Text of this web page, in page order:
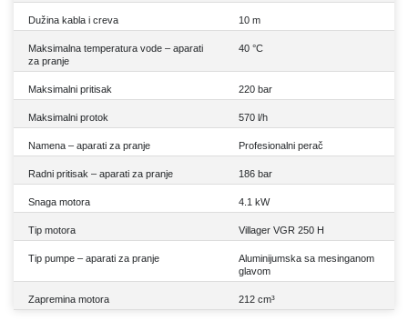
Dužina kabla i creva 10 m
Maksimalna temperatura vode – aparati
za pranje
40 °C
Maksimalni pritisak 220 bar
Maksimalni protok 570 l/h
Namena – aparati za pranje Profesionalni perač
Radni pritisak – aparati za pranje 186 bar
Snaga motora 4.1 kW
Tip motora Villager VGR 250 H
Tip pumpe – aparati za pranje
Aluminijumska sa mesinganom
glavom
Zapremina motora 212 cm³